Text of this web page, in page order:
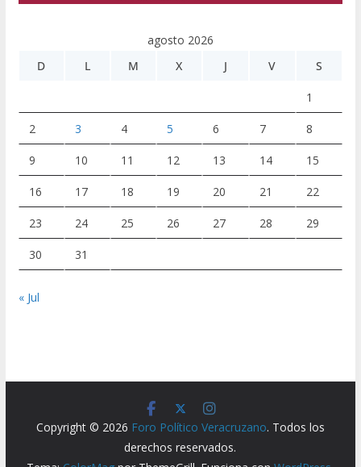
agosto 2026
D
L M X J V S
1
2 3 4 5 6 7 8
9 10 11 12 13 14 15
16 17 18 19 20 21 22
23 24 25 26 27 28 29
30 31
« Jul
Copyright © 2026 Foro Político Veracruzano. Todos los
derechos reservados.